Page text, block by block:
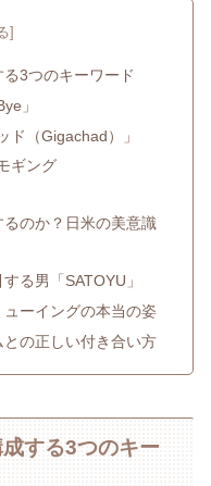
3つのキーワード
」
ド（Gigachad）」
ギング
のか？日米の美意識
る男「SATOYU」
ューイングの本当の姿
の正しい付き合い方
する3つのキー